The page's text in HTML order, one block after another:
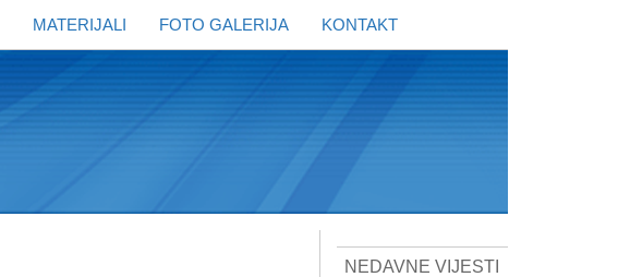
MATERIJALI FOTO GALERIJA KONTAKT
NEDAVNE VIJESTI